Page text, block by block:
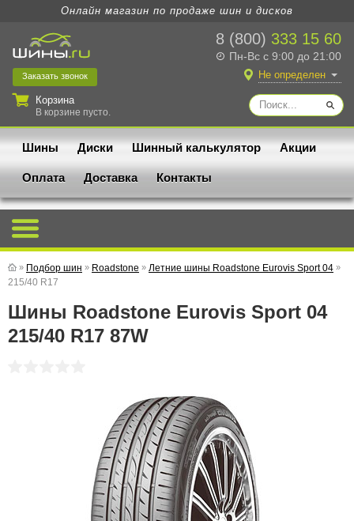
Онлайн магазин по продаже шин и дисков
8 (800) 333 15 60
Пн-Вс с 9:00 до 21:00
Заказать звонок
Корзина
В корзине пусто.
Не определен
Шины Диски Шинный калькулятор Акции
Оплата Доставка Контакты
» Подбор шин » Roadstone » Летние шины Roadstone Eurovis Sport 04 »
215/40 R17
Шины Roadstone Eurovis Sport 04
215/40 R17 87W